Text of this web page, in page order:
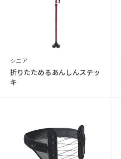
シニア
折りたためるあんしんステッ
キ